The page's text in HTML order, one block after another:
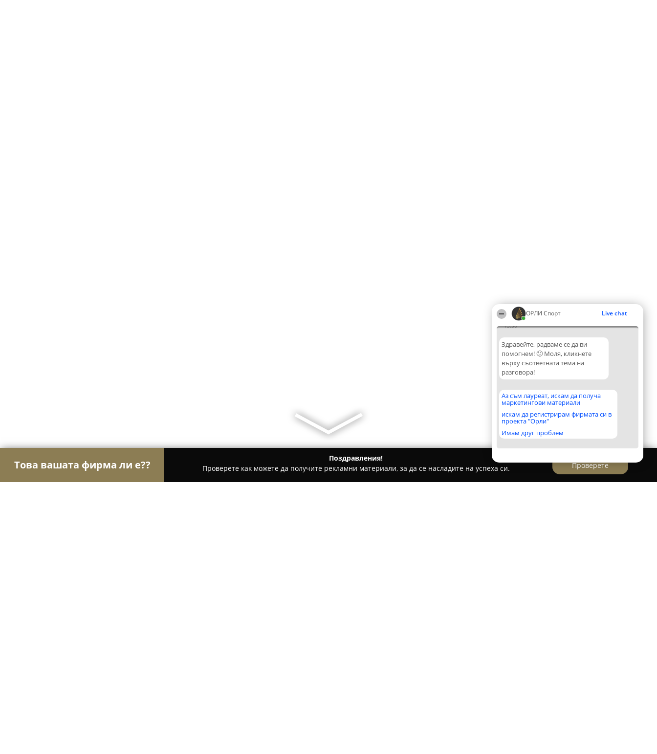
ОРЛИ Спорт Live chat
13:50
Здравейте, радваме се да ви
помогнем! 🙂 Моля, кликнете
върху съответната тема на
разговора!
Аз съм лауреат, искам да получа
маркетингови материали
искам да регистрирам фирмата си в
проекта "Орли"
Имам друг проблем
Това вашата фирма ли е??
Поздравления!
Проверете как можете да получите рекламни материали, за да се насладите на успеха си.
Проверете